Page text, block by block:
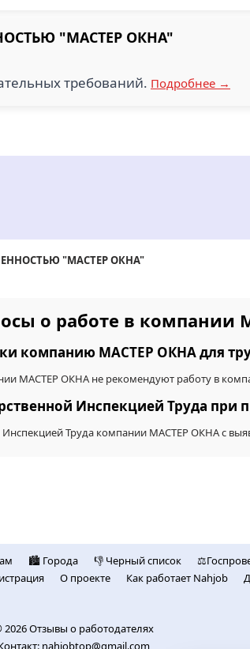
"МАСТЕР ОКНА"
требований. Подробнее →
"МАСТЕР ОКНА"
о работе в компании
компанию МАСТЕР ОКНА для
МАСТЕР ОКНА не рекомендуют работу в
Инспекцией Труда при
Инспекцией Труда компании МАСТЕР ОКНА с
🏙️ Городa 👎 Черный список
О проекте Как работает Nahjob
2026Отзывы о работодателях
nahjobtop@gmail.com